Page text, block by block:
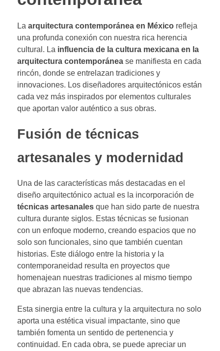
La arquitectura contemporánea en México refleja
una profunda conexión con nuestra rica herencia
cultural. La influencia de la cultura mexicana en la
arquitectura contemporánea se manifiesta en cada
rincón, donde se entrelazan tradiciones y
innovaciones. Los diseñadores arquitectónicos están
cada vez más inspirados por elementos culturales
que aportan valor auténtico a sus obras.
Fusión de técnicas
artesanales y modernidad
Una de las características más destacadas en el
diseño arquitectónico actual es la incorporación de
técnicas artesanales que han sido parte de nuestra
cultura durante siglos. Estas técnicas se fusionan
con un enfoque moderno, creando espacios que no
solo son funcionales, sino que también cuentan
historias. Este diálogo entre la historia y la
contemporaneidad resulta en proyectos que
homenajean nuestras tradiciones al mismo tiempo
que abrazan las nuevas tendencias.
Esta sinergia entre la cultura y la arquitectura no solo
aporta una estética visual impactante, sino que
también fomenta un sentido de pertenencia y
continuidad. En cada obra, se puede apreciar un